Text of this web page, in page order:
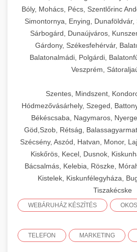
Bóly, Mohács, Pécs, Szentlőrinc
Simontornya, Enying, Dunaföldvár,
Sárbogárd, Dunaújváros,
Gárdony, Székesfehérvár,
Balatonalmádi, Polgárdi,
Veszprém,
Szentes, Mindszent,
Hódmezővásárhely, Szeged,
Békéscsaba, Nagymaros,
Göd,Szob, Rétság,
Szécsény, Aszód, Hatvan, Monor,
Kiskőrös, Kecel, Dusnok,
Bácsalmás, Kelebia, Röszke,
Kistelek, Kiskunfélegyháza,
Tiszakécske
WEBÁRUHÁZ KÉSZÍTÉS
TELEFON MARKETING